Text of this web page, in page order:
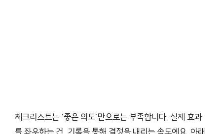
체크리스트는 ‘좋은 의도’만으로는 부족합니다. 실제 효과